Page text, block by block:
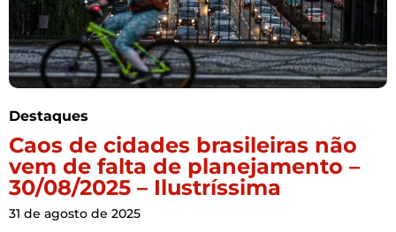
Destaques
Caos de cidades brasileiras não
vem de falta de planejamento –
30/08/2025 – Ilustríssima
31 de agosto de 2025